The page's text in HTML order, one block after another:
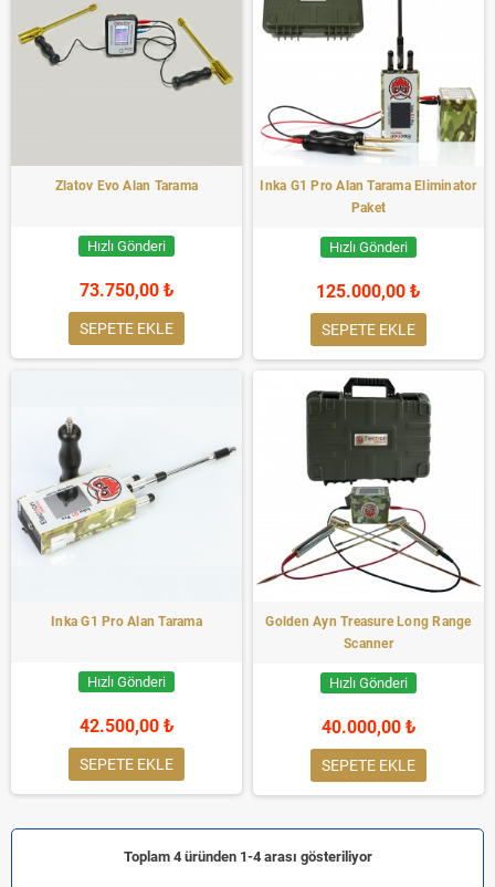
Zlatov Evo Alan Tarama
Hızlı Gönderi
73.750,00 ₺
SEPETE EKLE
Inka G1 Pro Alan Tarama Eliminator
Paket
Hızlı Gönderi
125.000,00 ₺
SEPETE EKLE
Inka G1 Pro Alan Tarama
Hızlı Gönderi
42.500,00 ₺
SEPETE EKLE
Golden Ayn Treasure Long Range
Scanner
Hızlı Gönderi
40.000,00 ₺
SEPETE EKLE
Toplam 4 üründen 1-4 arası gösteriliyor